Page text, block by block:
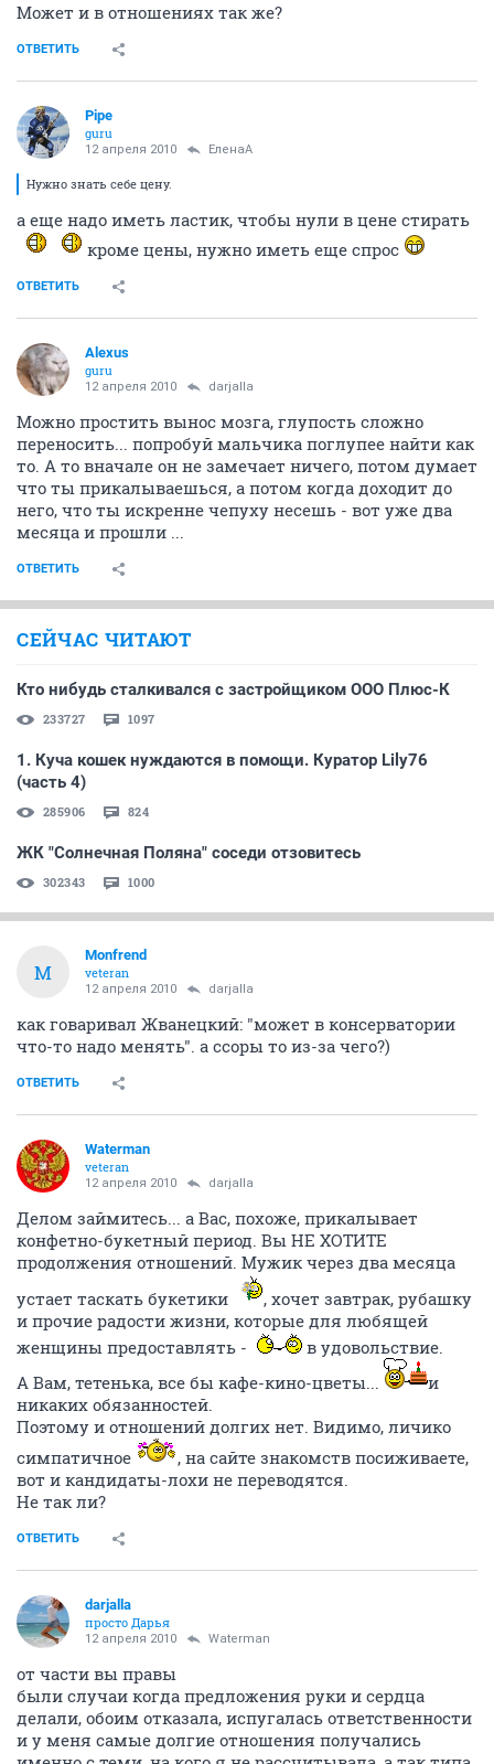
Может и в отношениях так же?
ОТВЕТИТЬ
Pipe
guru
12 апреля 2010 ЕленаА
Нужно знать себе цену.
а еще надо иметь ластик, чтобы нули в цене стирать
кроме цены, нужно иметь еще спрос
ОТВЕТИТЬ
Alexus
guru
12 апреля 2010 darjalla
Можно простить вынос мозга, глупость сложно
переносить... попробуй мальчика поглупее найти как
то. А то вначале он не замечает ничего, потом думает
что ты прикалываешься, а потом когда доходит до
него, что ты искренне чепуху несешь - вот уже два
месяца и прошли ...
ОТВЕТИТЬ
СЕЙЧАС ЧИТАЮТ
Кто нибудь сталкивался с застройщиком ООО Плюс-К
233727 1097
1. Куча кошек нуждаются в помощи. Куратор Lily76
(часть 4)
285906 824
ЖК "Солнечная Поляна" соседи отзовитесь
302343 1000
M
Monfrend
veteran
12 апреля 2010 darjalla
как говаривал Жванецкий: "может в консерватории
что-то надо менять". а ссоры то из-за чего?)
ОТВЕТИТЬ
Waterman
veteran
12 апреля 2010 darjalla
Делом займитесь... а Вас, похоже, прикалывает
конфетно-букетный период. Вы НЕ ХОТИТЕ
продолжения отношений. Мужик через два месяца
устает таскать букетики
, хочет завтрак, рубашку
и прочие радости жизни, которые для любящей
женщины предоставлять -
в удовольствие.
А Вам, тетенька, все бы кафе-кино-цветы...
и
никаких обязанностей.
Поэтому и отношений долгих нет. Видимо, личико
симпатичное
, на сайте знакомств посиживаете,
вот и кандидаты-лохи не переводятся.
Не так ли?
ОТВЕТИТЬ
darjalla
просто Дарья
12 апреля 2010 Waterman
от части вы правы
были случаи когда предложения руки и сердца
делали, обоим отказала, испугалась ответственности
и у меня самые долгие отношения получались